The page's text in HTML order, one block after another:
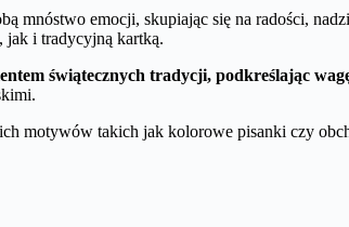
mnóstwo emocji, skupiając się na radości,
jak i tradycyjną kartką.
świątecznych tradycji, podkreślając
motywów takich jak kolorowe pisanki czy